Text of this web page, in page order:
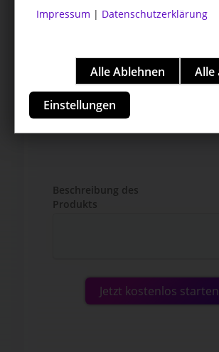
Beschreibung des
Produkts
Jetzt kostenlos starten
Impressum | Datenschutzerklärung
Einstellungen